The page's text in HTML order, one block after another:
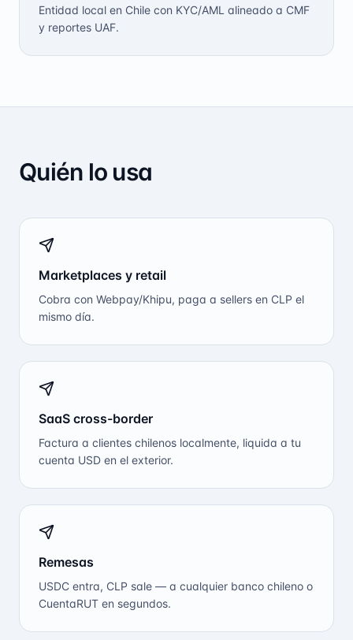
Entidad local en Chile con KYC/AML alineado a CMF
y reportes UAF.
Quién lo usa
Marketplaces y retail
Cobra con Webpay/Khipu, paga a sellers en CLP el
mismo día.
SaaS cross-border
Factura a clientes chilenos localmente, liquida a tu
cuenta USD en el exterior.
Remesas
USDC entra, CLP sale — a cualquier banco chileno o
CuentaRUT en segundos.